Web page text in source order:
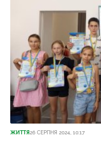
ЖИТТЯ26 СЕРПНЯ 2024, 10:17